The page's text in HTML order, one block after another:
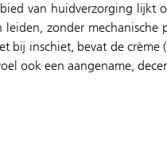
van huidverzorging lijkt
zonder
inschiet, bevat de
ook een aangename,